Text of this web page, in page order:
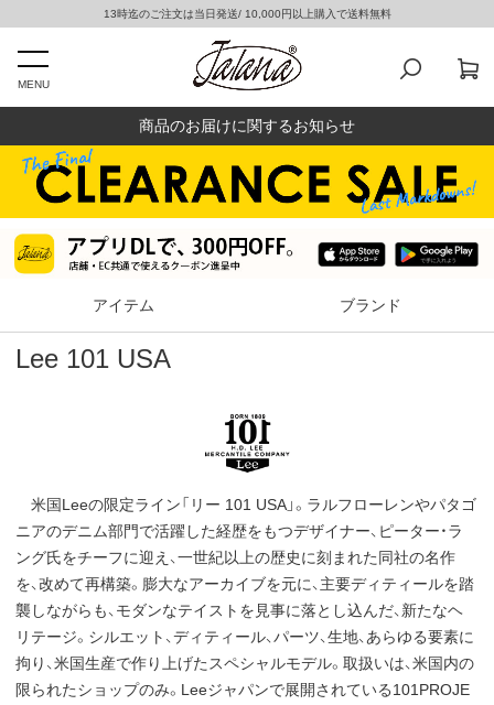
13時迄のご注文は当日発送/ 10,000円以上購入で送料無料
MENU
商品のお届けに関するお知らせ
アイテム ブランド
Lee 101 USA
米国Leeの限定ライン「リー 101 USA」。ラルフローレンやパタゴ
ニアのデニム部門で活躍した経歴をもつデザイナー、ピーター・ラ
ング氏をチーフに迎え、一世紀以上の歴史に刻まれた同社の名作
を、改めて再構築。膨大なアーカイブを元に、主要ディティールを踏
襲しながらも、モダンなテイストを見事に落とし込んだ、新たなヘ
リテージ。シルエット、ディティール、パーツ、生地、あらゆる要素に
拘り、米国生産で作り上げたスペシャルモデル。取扱いは、米国内の
限られたショップのみ。Leeジャパンで展開されている101PROJE